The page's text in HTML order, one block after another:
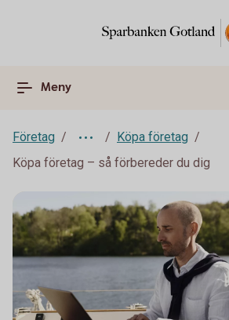
Meny
Företag
Köpa företag
Köpa företag – så förbereder du dig